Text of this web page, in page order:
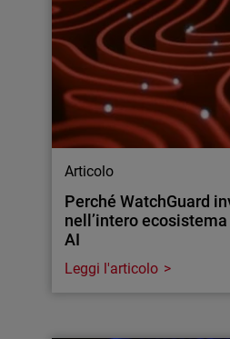
Articolo
Perché WatchGuard
nell’intero
AI
Leggi l'articolo